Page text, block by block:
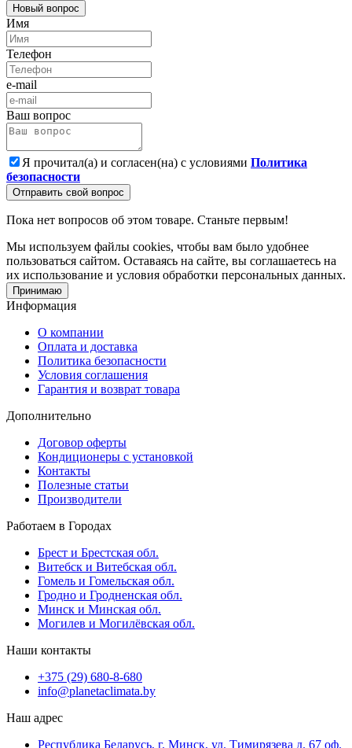
Новый вопрос
Имя
Телефон
e-mail
Ваш вопрос
Я прочитал(а) и согласен(на) с условиями Политика
безопасности
Отправить свой вопрос
Пока нет вопросов об этом товаре. Станьте первым!
Мы используем файлы cookies, чтобы вам было удобнее
пользоваться сайтом. Оставаясь на сайте, вы соглашаетесь на
их использование и условия обработки персональных данных.
Принимаю
Информация
О компании
Оплата и доставка
Политика безопасности
Условия соглашения
Гарантия и возврат товара
Дополнительно
Договор оферты
Кондиционеры с установкой
Контакты
Полезные статьи
Производители
Работаем в Городах
Брест и Брестская обл.
Витебск и Витебская обл.
Гомель и Гомельская обл.
Гродно и Гродненская обл.
Минск и Минская обл.
Могилев и Могилёвская обл.
Наши контакты
+375 (29) 680-8-680
info@planetaclimata.by
Наш адрес
Республика Беларусь, г. Минск, ул. Тимирязева д. 67 оф.